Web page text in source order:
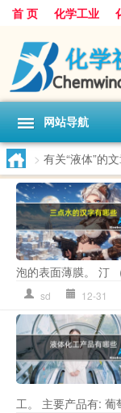
首 页 化学工业
网站导航
> 有关“液体”的
泡的表面薄膜。 汀
sd 12-31
工。 主要产品有: 葡